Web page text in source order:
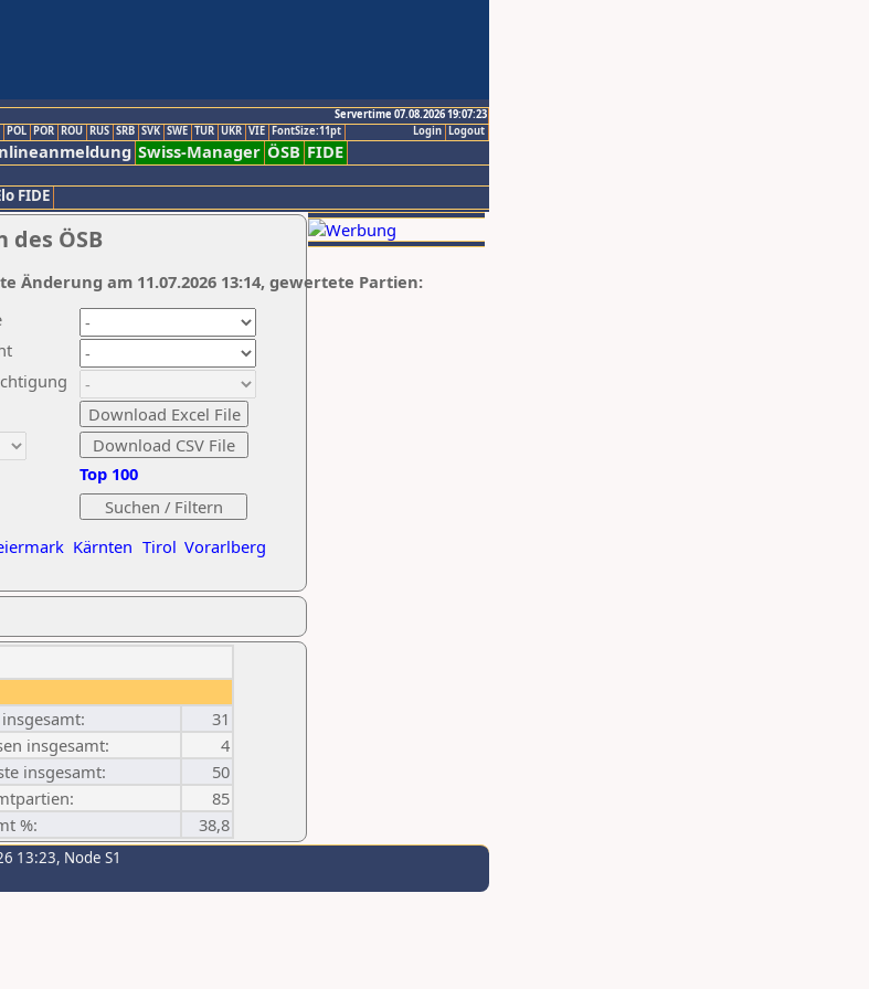
Servertime 07.08.2026 19:07:23
Logout
Login
POL POR ROU RUS SRB SVK SWE TUR UKR VIE FontSize:11pt
Swiss-Manager ÖSB FIDE
FIDE
ÖSB
Kärnten Tirol Vorarlberg
Top 100
Änderung am 11.07.2026 13:14, gewertete Partien:
insgesamt:
31
insgesamt:
4
insgesamt:
50
85
%: 38,8
13:23, Node S1